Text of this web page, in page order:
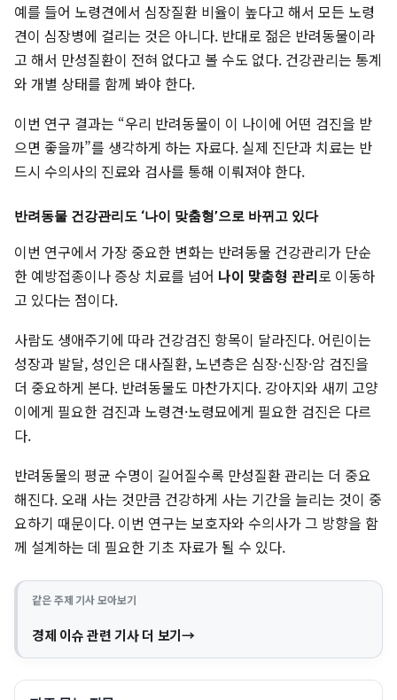
예를 들어 노령견에서 심장질환 비율이 높다고 해서 모든 노령
견이 심장병에 걸리는 것은 아니다. 반대로 젊은 반려동물이라
고 해서 만성질환이 전혀 없다고 볼 수도 없다. 건강관리는 통계
와 개별 상태를 함께 봐야 한다.
이번 연구 결과는 “우리 반려동물이 이 나이에 어떤 검진을 받
으면 좋을까”를 생각하게 하는 자료다. 실제 진단과 치료는 반
드시 수의사의 진료와 검사를 통해 이뤄져야 한다.
반려동물 건강관리도 ‘나이 맞춤형’으로 바뀌고 있다
이번 연구에서 가장 중요한 변화는 반려동물 건강관리가 단순
한 예방접종이나 증상 치료를 넘어 나이 맞춤형 관리로 이동하
고 있다는 점이다.
사람도 생애주기에 따라 건강검진 항목이 달라진다. 어린이는
성장과 발달, 성인은 대사질환, 노년층은 심장·신장·암 검진을
더 중요하게 본다. 반려동물도 마찬가지다. 강아지와 새끼 고양
이에게 필요한 검진과 노령견·노령묘에게 필요한 검진은 다르
다.
반려동물의 평균 수명이 길어질수록 만성질환 관리는 더 중요
해진다. 오래 사는 것만큼 건강하게 사는 기간을 늘리는 것이 중
요하기 때문이다. 이번 연구는 보호자와 수의사가 그 방향을 함
께 설계하는 데 필요한 기초 자료가 될 수 있다.
같은 주제 기사 모아보기
경제 이슈 관련 기사 더 보기